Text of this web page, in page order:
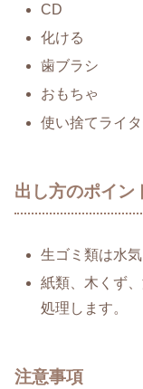
CD
化ける
歯ブラシ
おもちゃ
使い捨てライ
出し方のポイン
生ゴミ類は水
紙類、木くず
処理します。
注意事項